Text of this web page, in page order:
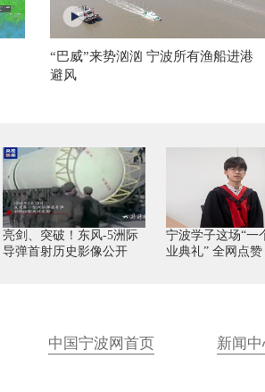
“巴威”来势汹汹 宁波所有渔船进港
避风
亮剑、突破！东风-5洲际
导弹首射历史影像公开
宁波学子这场“一
业典礼” 全网点赞
中国宁波网首页 新闻